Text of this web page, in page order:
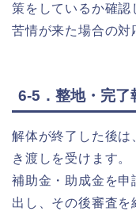
策をしているか確認
苦情が来た場合の対
6-5．整地・完了
解体が終了した後は
き渡しを受けます。
補助金・助成金を申
出し、その後審査